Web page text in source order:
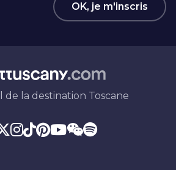
OK, je m'inscris
de la destination Toscane